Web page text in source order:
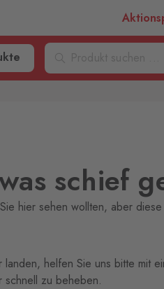
schief
hier sehen wollten, aber
helfen Sie uns bitte mit
schnell zu beheben.